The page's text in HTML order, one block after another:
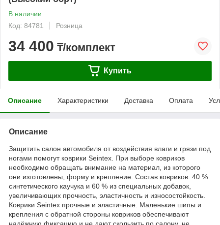
В наличии
Код: 84781
Розница
34 400 ₸/комплект
Купить
Описание Характеристики Доставка Оплата
Описание
Защитить салон автомобиля от воздействия влаги и грязи под
ногами помогут коврики Seintex. При выборе ковриков
необходимо обращать внимание на материал, из которого
они изготовлены, форму и крепление. Состав ковриков: 40 %
синтетического каучука и 60 % из специальных добавок,
увеличивающих прочность, эластичность и износостойкость.
Коврики Seintex прочные и эластичные. Маленькие шипы и
крепления с обратной стороны ковриков обеспечивают
надёжную фиксацию и не дают скользить по салону, не